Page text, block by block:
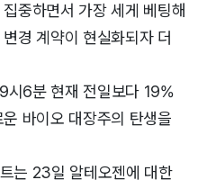
중하면서 가장 세게 베팅해
경 계약이 현실화되자 더
시6분 현재 전일보다 19%
바이오 대장주의 탄생을
는 23일 알테오젠에 대한